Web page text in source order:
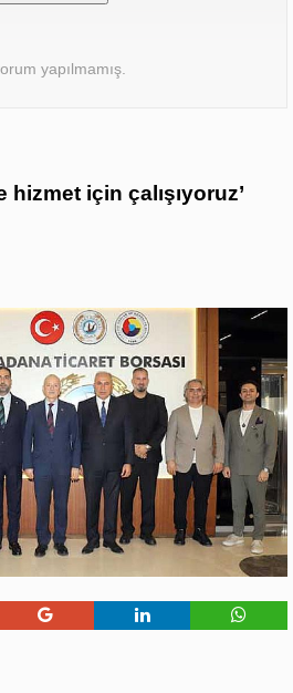
yapılmamış.
hizmet için çalışıyoruz’